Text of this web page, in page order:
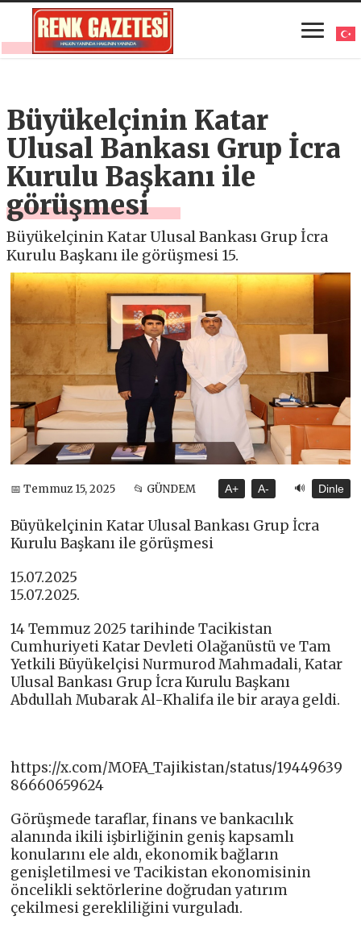
Büyükelçinin Katar
Ulusal Bankası Grup İcra
Kurulu Başkanı ile
görüşmesi
Büyükelçinin Katar Ulusal Bankası Grup İcra
Kurulu Başkanı ile görüşmesi 15.
📅 Temmuz 15, 2025 📂 GÜNDEM A+ A- 🔊 Dinle
Büyükelçinin Katar Ulusal Bankası Grup İcra
Kurulu Başkanı ile görüşmesi
15.07.2025
15.07.2025.
14 Temmuz 2025 tarihinde Tacikistan
Cumhuriyeti Katar Devleti Olağanüstü ve Tam
Yetkili Büyükelçisi Nurmurod Mahmadali, Katar
Ulusal Bankası Grup İcra Kurulu Başkanı
Abdullah Mubarak Al-Khalifa ile bir araya geldi.
https://x.com/MOFA_Tajikistan/status/19449639
86660659624
Görüşmede taraflar, finans ve bankacılık
alanında ikili işbirliğinin geniş kapsamlı
konularını ele aldı, ekonomik bağların
genişletilmesi ve Tacikistan ekonomisinin
öncelikli sektörlerine doğrudan yatırım
çekilmesi gerekliliğini vurguladı.